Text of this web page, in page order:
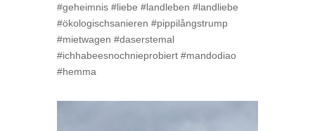
#geheimnis #liebe #landleben #landliebe
#ökologischsanieren #pippilångstrump
#mietwagen #daserstemal
#ichhabeesnochnieprobiert #mandodiao
#hemma